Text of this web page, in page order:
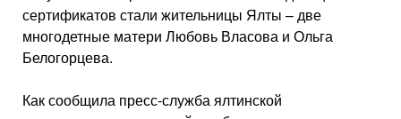
сертификатов стали жительницы Ялты – две
многодетные матери Любовь Власова и Ольга
Белогорцева.
Как сообщила пресс-служба ялтинской